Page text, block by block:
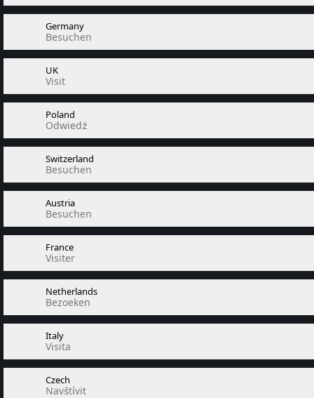
Germany
Besuchen
UK
Visit
Poland
Odwiedź
Switzerland
Besuchen
Austria
Besuchen
France
Visiter
Netherlands
Bezoeken
Italy
Visita
Czech
Navštívit